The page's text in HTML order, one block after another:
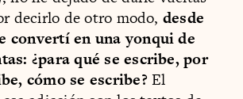
decirlo de otro modo, desde
convertí en una yonqui de
¿para qué se escribe, por
cómo se escribe?El